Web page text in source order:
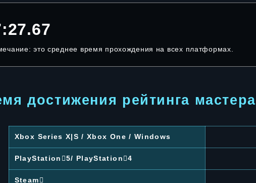
это среднее время прохождения на всех платформах.
достижения рейтинга мастера
Xbox Series X|S / Xbox One / Windows
PlayStation5/ PlayStation4
Steam